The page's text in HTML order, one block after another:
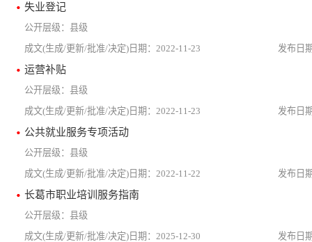
失业登记
县级
2022-11-23
运营补贴
县级
2022-11-23
公共就业服务专项活动
县级
2022-11-22
长葛市职业培训服务指南
县级
2025-12-30